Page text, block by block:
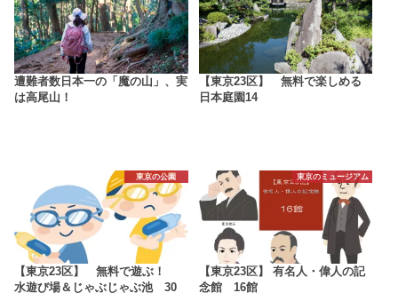
遭難者数日本一の「魔の山」、実
は高尾山！
【東京23区】 無料で楽しめる
日本庭園14
東京の公園
【東京23区】 無料で遊ぶ！
水遊び場＆じゃぶじゃぶ池 30
東京のミュージアム
【東京23区】 有名人・偉人の記
念館 16館